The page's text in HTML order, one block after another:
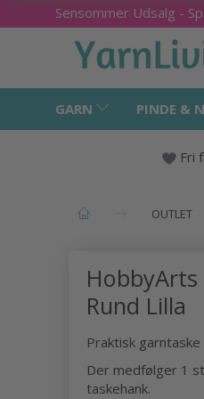
Sensommer Udsalg -
GARN PINDE &
Fri
OUTLET
Rund Lilla
Praktisk
Der medfølger 1
taskehank.